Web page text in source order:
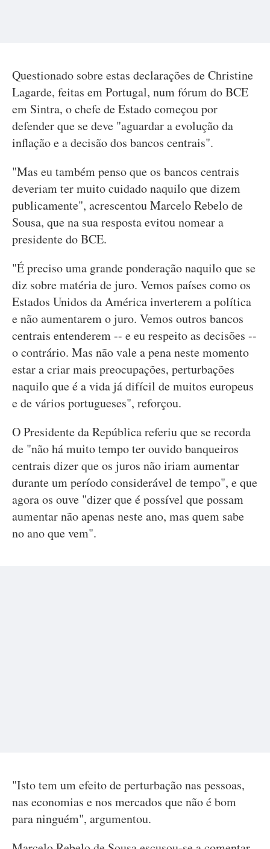
Questionado sobre estas declarações de Christine
Lagarde, feitas em Portugal, num fórum do BCE
em Sintra, o chefe de Estado começou por
defender que se deve "aguardar a evolução da
inflação e a decisão dos bancos centrais".
"Mas eu também penso que os bancos centrais
deveriam ter muito cuidado naquilo que dizem
publicamente", acrescentou Marcelo Rebelo de
Sousa, que na sua resposta evitou nomear a
presidente do BCE.
"É preciso uma grande ponderação naquilo que se
diz sobre matéria de juro. Vemos países como os
Estados Unidos da América inverterem a política
e não aumentarem o juro. Vemos outros bancos
centrais entenderem -- e eu respeito as decisões --
o contrário. Mas não vale a pena neste momento
estar a criar mais preocupações, perturbações
naquilo que é a vida já difícil de muitos europeus
e de vários portugueses", reforçou.
O Presidente da República referiu que se recorda
de "não há muito tempo ter ouvido banqueiros
centrais dizer que os juros não iriam aumentar
durante um período considerável de tempo", e que
agora os ouve "dizer que é possível que possam
aumentar não apenas neste ano, mas quem sabe
no ano que vem".
"Isto tem um efeito de perturbação nas pessoas,
nas economias e nos mercados que não é bom
para ninguém", argumentou.